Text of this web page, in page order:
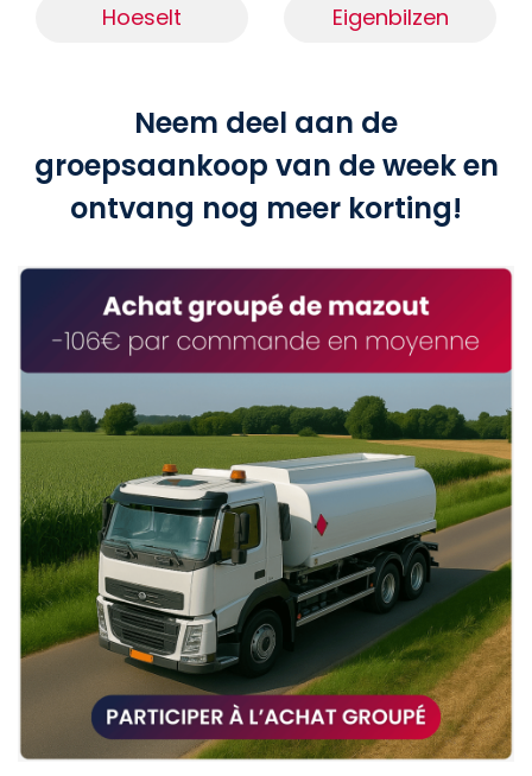
Hoeselt Eigenbilzen
Neem deel aan de
groepsaankoop van de week en
ontvang nog meer korting!